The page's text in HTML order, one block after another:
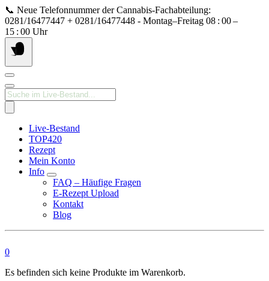
Springe
zum
Inhalt
📞 Neue Telefonnummer der Cannabis‑Fachabteilung:
0281/16477447 + 0281/16477448 - Montag–Freitag 08 : 00 –
15 : 00 Uhr
Products
search
Live-Bestand
TOP420
Rezept
Mein Konto
Info
FAQ – Häufige Fragen
E-Rezept Upload
Kontakt
Blog
0
Es befinden sich keine Produkte im Warenkorb.